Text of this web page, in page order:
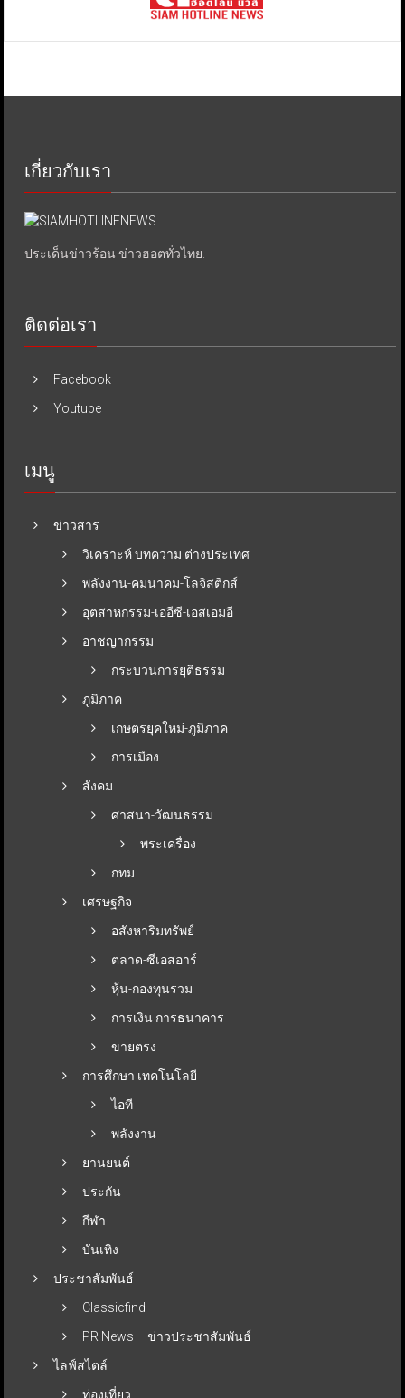
เกี่ยวกับเรา
ประเด็นข่าวร้อน ข่าวฮอตทั่วไทย.
ติดต่อเรา
Facebook
Youtube
เมนู
ข่าวสาร
วิเคราะห์ บทความ ต่างประเทศ
พลังงาน-คมนาคม-โลจิสติกส์
อุตสาหกรรม-เออีซี-เอสเอมอี
อาชญากรรม
กระบวนการยุติธรรม
ภูมิภาค
เกษตรยุคใหม่-ภูมิภาค
การเมือง
สังคม
ศาสนา-วัฒนธรรม
พระเครื่อง
กทม
เศรษฐกิจ
อสังหาริมทรัพย์
ตลาด-ซีเอสอาร์
หุ้น-กองทุนรวม
การเงิน การธนาคาร
ขายตรง
การศึกษา เทคโนโลยี
ไอที
พลังงาน
ยานยนต์
ประกัน
กีฬา
บันเทิง
ประชาสัมพันธ์
Classicfind
PR News – ข่าวประชาสัมพันธ์
ไลฟ์สไตล์
ท่องเที่ยว